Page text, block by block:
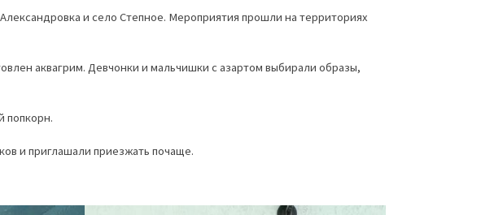
и село Степное. Мероприятия прошли на территориях
аквагрим. Девчонки и мальчишки с азартом выбирали образы,
попкорн.
и приглашали приезжать почаще.